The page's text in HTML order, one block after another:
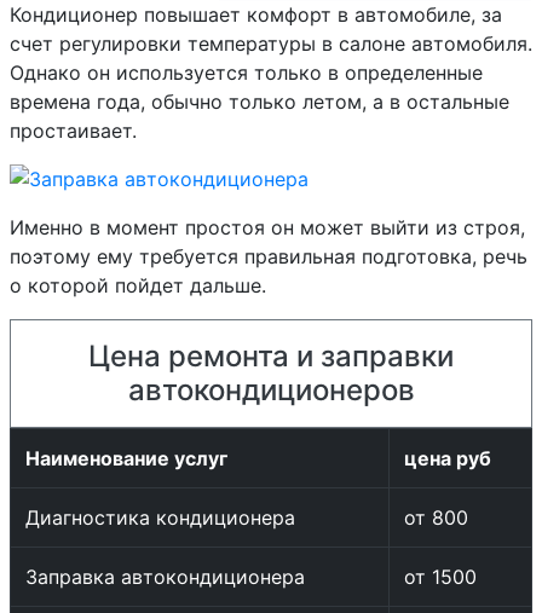
Кондиционер повышает комфорт в автомобиле, за
счет регулировки температуры в салоне автомобиля.
Однако он используется только в определенные
времена года, обычно только летом, а в остальные
простаивает.
Именно в момент простоя он может выйти из строя,
поэтому ему требуется правильная подготовка, речь
о которой пойдет дальше.
Цена ремонта и заправки
автокондиционеров
Наименование услуг цена руб
Диагностика кондиционера от 800
Заправка автокондиционера от 1500